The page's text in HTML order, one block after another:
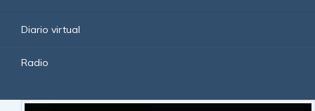
Diario virtual
Radio